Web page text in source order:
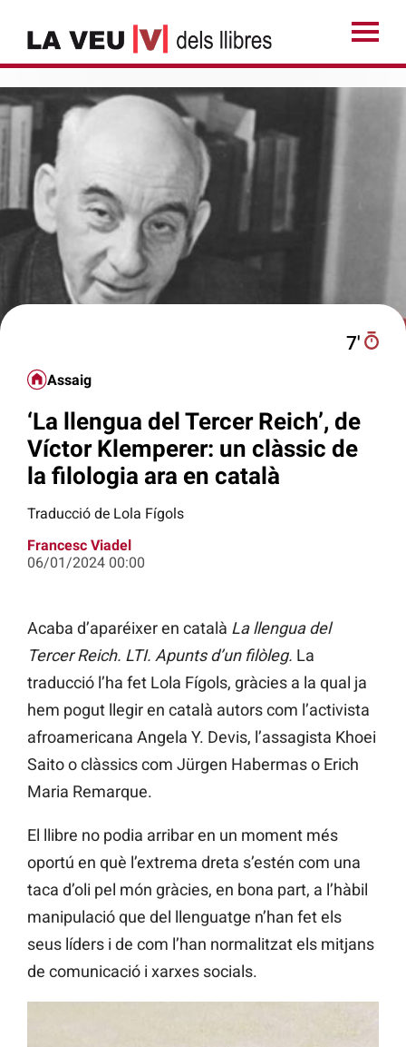
7′
Assaig
‘La llengua del Tercer Reich’, de
Víctor Klemperer: un clàssic de
la filologia ara en català
Traducció de Lola Fígols
Francesc Viadel
06/01/2024 00:00
Acaba d’aparéixer en català La llengua del
Tercer Reich. LTI. Apunts d’un filòleg. La
traducció l’ha fet Lola Fígols, gràcies a la qual ja
hem pogut llegir en català autors com l’activista
afroamericana Angela Y. Devis, l’assagista Khoei
Saito o clàssics com Jürgen Habermas o Erich
Maria Remarque.
El llibre no podia arribar en un moment més
oportú en què l’extrema dreta s’estén com una
taca d’oli pel món gràcies, en bona part, a l’hàbil
manipulació que del llenguatge n’han fet els
seus líders i de com l’han normalitzat els mitjans
de comunicació i xarxes socials.